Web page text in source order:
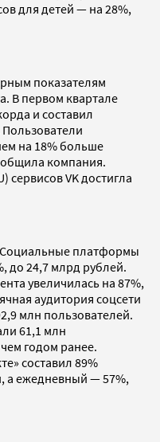
для детей — на 28%,
показателям
В первом квартале
и составил
на 18% больше
компания.
сервисов VK достигла
платформы
до 24,7 млрд рублей.
увеличилась на 87%,
аудитория соцсети
млн пользователей.
61,1 млн
годом ранее.
составил 89%
а ежедневный — 57%,